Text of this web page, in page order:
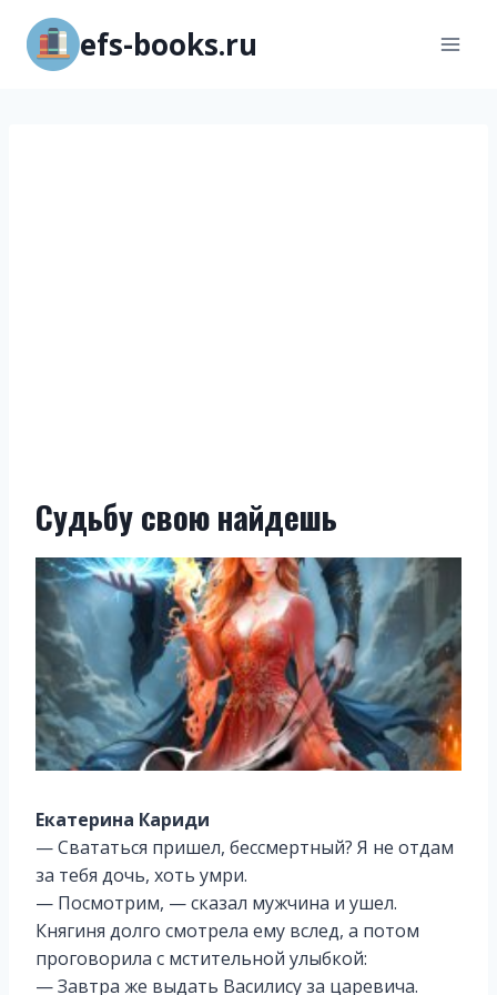
Перейти
содержимому
efs-books.ru
Судьбу свою найдешь
Екатерина Кариди
— Свататься пришел, бессмертный? Я не отдам
за тебя дочь, хоть умри.
— Посмотрим, — сказал мужчина и ушел.
Княгиня долго смотрела ему вслед, а потом
проговорила с мстительной улыбкой:
— Завтра же выдать Василису за царевича.